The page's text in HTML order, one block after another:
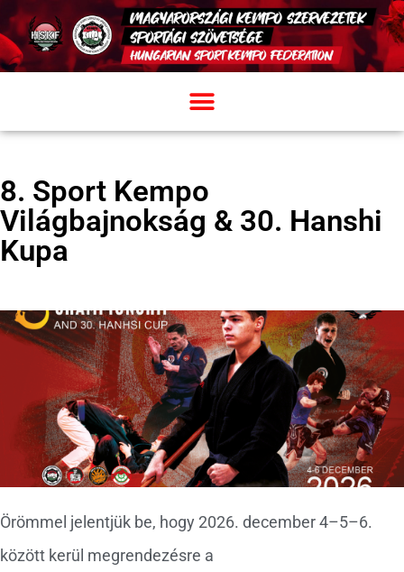
8. Sport Kempo
Világbajnokság & 30. Hanshi
Kupa
Örömmel jelentjük be, hogy 2026. december 4–5–6.
között kerül megrendezésre a